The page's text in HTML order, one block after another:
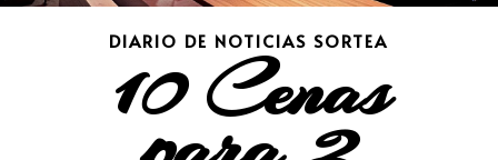
DIARIO DE NOTICIAS SORTEA
10 Cenas